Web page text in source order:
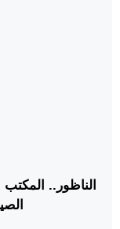
الناظور..